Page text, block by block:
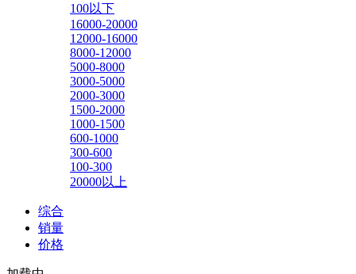
100以下
16000-20000
12000-16000
8000-12000
5000-8000
3000-5000
2000-3000
1500-2000
1000-1500
600-1000
300-600
100-300
20000以上
综合
销量
价格